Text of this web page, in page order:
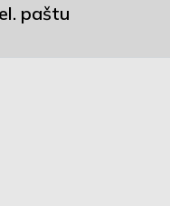
paštu